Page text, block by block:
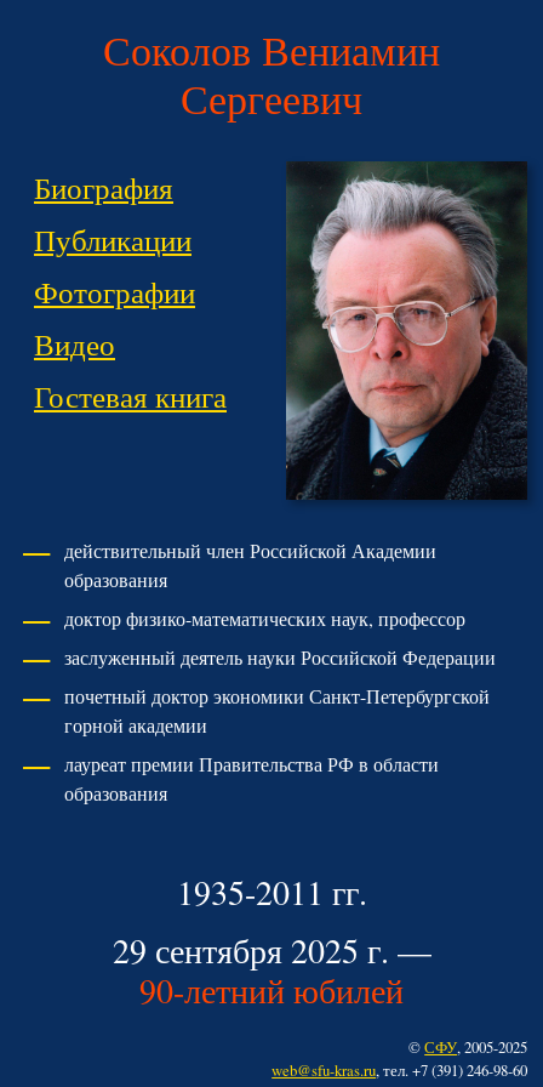
Соколов Вениамин
Сергеевич
Биография
Публикации
Фотографии
Видео
Гостевая книга
действительный член Российской Академии
образования
доктор физико-мате­ма­тических наук, профессор
заслуженный деятель науки Российской Федерации
почетный доктор экономики Санкт-Петербургской
горной академии
лауреат премии Правительства РФ в области
образования
1935-2011 гг.
29 сентября 2025 г. —
90-летний юбилей
©СФУ, 2005-2025
web@sfu-kras.ru, тел. +7 (391) 246-98-60